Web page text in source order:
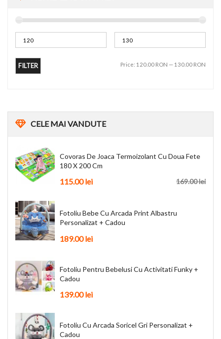
FILTER Price: 120.00 RON — 130.00 RON
CELEMAI VANDUTE
Covoras De Joaca Termoizolant Cu Doua Fete
180 X 200 Cm
169.00 lei
115.00 lei
Fotoliu Bebe Cu Arcada Print Albastru
Personalizat + Cadou
189.00 lei
Fotoliu Pentru Bebelusi Cu Activitati Funky +
Cadou
139.00 lei
Fotoliu Cu Arcada Soricel Gri Personalizat +
Cadou